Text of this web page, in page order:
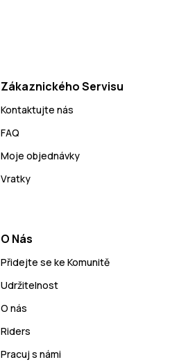
Zákaznického Servisu
Kontaktujte nás
FAQ
Moje objednávky
Vratky
O Nás
Přidejte se ke Komunitě
Udržitelnost
O nás
Riders
Pracuj s námi